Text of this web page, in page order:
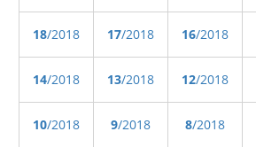
18/2018 17/2018 16/2018
14/2018 13/2018 12/2018
10/2018 9/2018 8/2018